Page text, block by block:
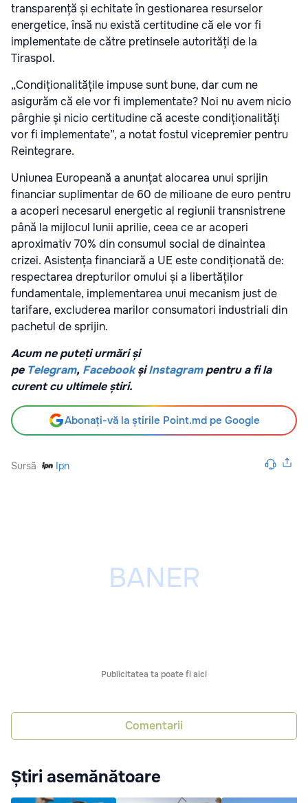
transparență și echitate în gestionarea resurselor
energetice, însă nu există certitudine că ele vor fi
implementate de către pretinsele autorități de la
Tiraspol.
„Condiționalitățile impuse sunt bune, dar cum ne
asigurăm că ele vor fi implementate? Noi nu avem nicio
pârghie și nicio certitudine că aceste condiționalități
vor fi implementate”, a notat fostul vicepremier pentru
Reintegrare.
Uniunea Europeană a anunțat alocarea unui sprijin
financiar suplimentar de 60 de milioane de euro pentru
a acoperi necesarul energetic al regiunii transnistrene
până la mijlocul lunii aprilie, ceea ce ar acoperi
aproximativ 70% din consumul social de dinaintea
crizei. Asistența financiară a UE este condiționată de:
respectarea drepturilor omului și a libertăților
fundamentale, implementarea unui mecanism just de
tarifare, excluderea marilor consumatori industriali din
pachetul de sprijin.
Acum ne puteți urmări și
pe Telegram, Facebook șiInstagrampentru a fi la
curent cu ultimele știri.
Abonați-vă la știrile Point.md pe Google
Sursă Ipn
Publicitatea ta poate fi aici
Comentarii
Știri asemănătoare